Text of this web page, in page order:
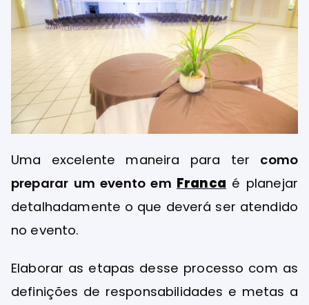
Uma excelente maneira para ter como
preparar um evento em Franca é planejar
detalhadamente o que deverá ser atendido
no evento.
Elaborar as etapas desse processo com as
definições de responsabilidades e metas a